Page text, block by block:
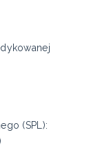
(SPL):